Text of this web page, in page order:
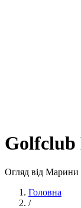
Golfclub
Огляд від
Головна
/